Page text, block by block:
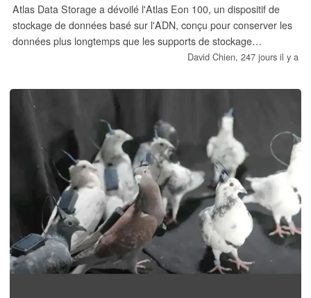
Atlas Data Storage a dévoilé l'Atlas Eon 100, un dispositif de
stockage de données basé sur l'ADN, conçu pour conserver les
données plus longtemps que les supports de stockage
informatiques conventionnels, notamment les CD, les DVD, les
des artefacts vieux de plusieurs milliers d'années provenant de
sites archéologiques.
David Chien, 247 jours il y a